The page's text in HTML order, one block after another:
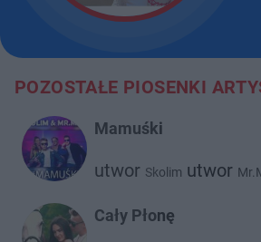
POZOSTAŁE PIOSENKI
Mamuśki
utwor Skolim utwor
Cały Płonę